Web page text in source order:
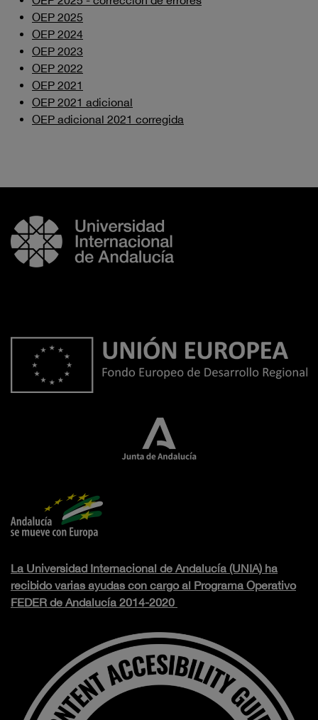
OEP 2025
OEP 2024
OEP 2023
OEP 2022
OEP 2021
OEP 2021 adicional
OEP adicional 2021 corregida
La Universidad Internacional de Andalucía (UNIA) ha
recibido varias ayudas con cargo al Programa Operativo
FEDER de Andalucía 2014-2020